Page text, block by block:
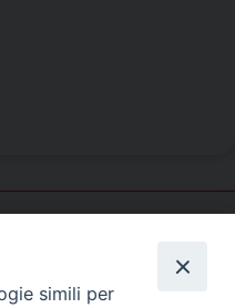
universitaria
simili per